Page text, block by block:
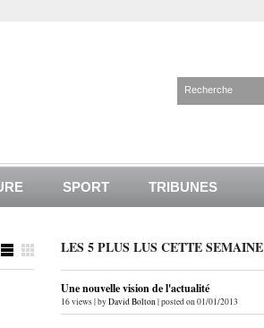
SPORT TRIBUNES
LES 5 PLUS LUS CETTE SEMAINE
Une nouvelle vision de l'actualité
16 views|byDavid Bolton|posted on 01/01/2013